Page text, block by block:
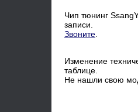
Чип тюнинг
записи.
Звоните
Изменение
таблице.
Не нашли свою